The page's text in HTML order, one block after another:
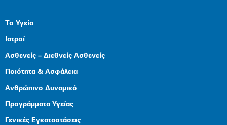
Το Υγεία
Ιατροί
Ασθενείς – Διεθνείς Ασθενείς
Ποιότητα & Ασφάλεια
Ανθρώπινο Δυναμικό
Προγράμματα Υγείας
Γενικές Εγκαταστάσεις